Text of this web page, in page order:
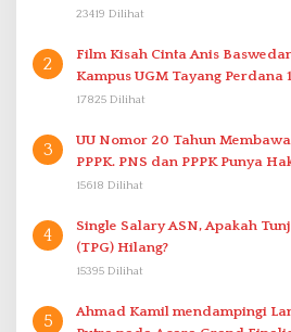
23419 Dilihat
2
Film Kisah Cinta Anis
Kampus UGM Tayang Perdana
17825 Dilihat
3
UU Nomor 20 Tahun
PPPK. PNS dan PPPK Punya
15618 Dilihat
4
Single Salary ASN, Apakah
(TPG) Hilang?
15395 Dilihat
5
Ahmad Kamil mendampingi Langsung Dike Mandala